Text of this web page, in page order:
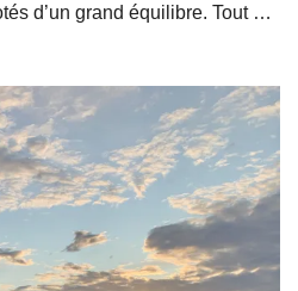
d’un grand équilibre. Tout …